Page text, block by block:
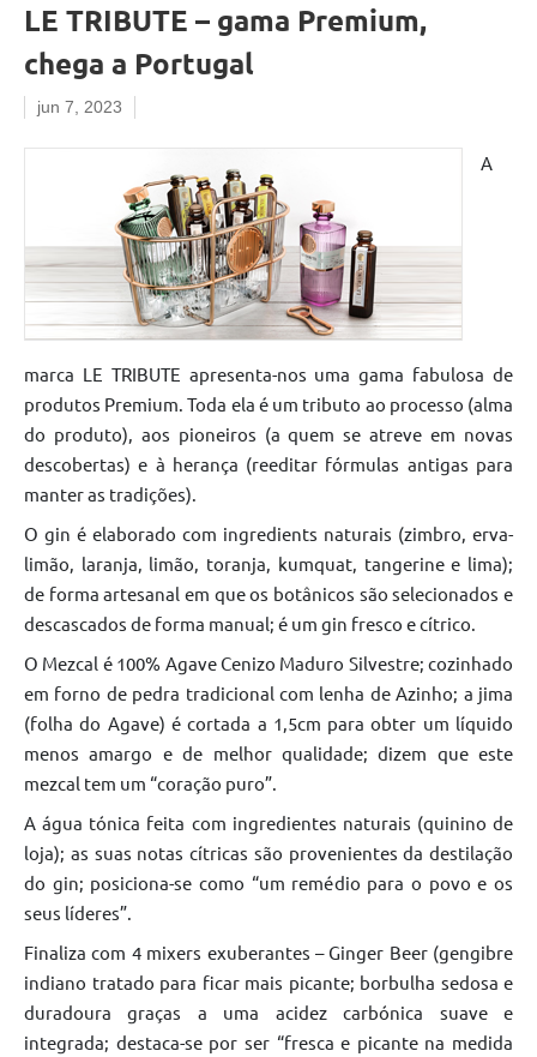
LE TRIBUTE – gama Premium,
chega a Portugal
jun 7, 2023
A
marca LE TRIBUTE apresenta-nos uma gama fabulosa de
produtos Premium. Toda ela é um tributo ao processo (alma
do produto), aos pioneiros (a quem se atreve em novas
descobertas) e à herança (reeditar fórmulas antigas para
manter as tradições).
O gin é elaborado com ingredients naturais (zimbro, erva-
limão, laranja, limão, toranja, kumquat, tangerine e lima);
de forma artesanal em que os botânicos são selecionados e
descascados de forma manual; é um gin fresco e cítrico.
O Mezcal é 100% Agave Cenizo Maduro Silvestre; cozinhado
em forno de pedra tradicional com lenha de Azinho; a jima
(folha do Agave) é cortada a 1,5cm para obter um líquido
menos amargo e de melhor qualidade; dizem que este
mezcal tem um “coração puro”.
A água tónica feita com ingredientes naturais (quinino de
loja); as suas notas cítricas são provenientes da destilação
do gin; posiciona-se como “um remédio para o povo e os
seus líderes”.
Finaliza com 4 mixers exuberantes – Ginger Beer (gengibre
indiano tratado para ficar mais picante; borbulha sedosa e
duradoura graças a uma acidez carbónica suave e
integrada; destaca-se por ser “fresca e picante na medida